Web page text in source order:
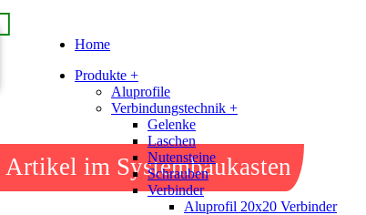
Artikel im Systembaukasten
Home
Produkte +
Aluprofile
Verbindungstechnik +
Gelenke
Laschen
Nutensteine
Schrauben
Verbinder
Aluprofil 20x20 Verbinder